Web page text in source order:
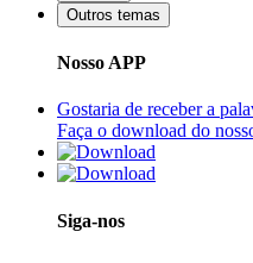
Outros temas
Nosso APP
Gostaria de receber a
Faça o download do
Siga-nos